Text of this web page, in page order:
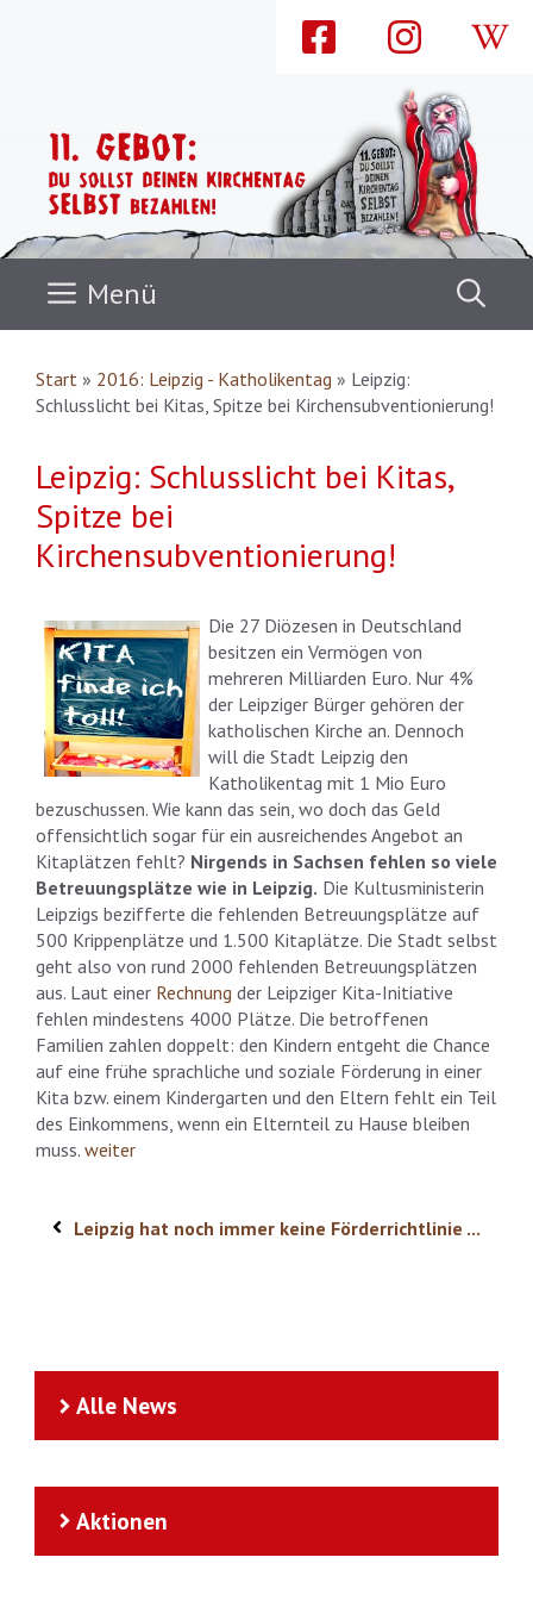
Menü
Start » 2016: Leipzig - Katholikentag » Leipzig:
Schlusslicht bei Kitas, Spitze bei Kirchensubventionierung!
Leipzig: Schlusslicht bei Kitas,
Spitze bei
Kirchensubventionierung!
Die 27 Diözesen in Deutschland
besitzen ein Vermögen von
mehreren Milliarden Euro. Nur 4%
der Leipziger Bürger gehören der
katholischen Kirche an. Dennoch
will die Stadt Leipzig den
Katholikentag mit 1 Mio Euro
bezuschussen. Wie kann das sein, wo doch das Geld
offensichtlich sogar für ein ausreichendes Angebot an
Kitaplätzen fehlt? Nirgends in Sachsen fehlen so viele
Betreuungsplätze wie in Leipzig. Die Kultusministerin
Leipzigs bezifferte die fehlenden Betreuungsplätze auf
500 Krippenplätze und 1.500 Kitaplätze. Die Stadt selbst
geht also von rund 2000 fehlenden Betreuungsplätzen
aus. Laut einer Rechnung der Leipziger Kita-Initiative
fehlen mindestens 4000 Plätze. Die betroffenen
Familien zahlen doppelt: den Kindern entgeht die Chance
auf eine frühe sprachliche und soziale Förderung in einer
Kita bzw. einem Kindergarten und den Eltern fehlt ein Teil
des Einkommens, wenn ein Elternteil zu Hause bleiben
muss. weiter
Leipzig hat noch immer keine Förderrichtlinie ...
Alle News
Aktionen